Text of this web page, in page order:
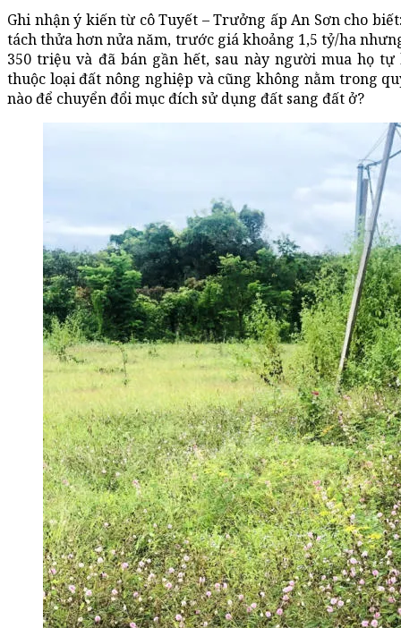
Ghi nhận ý kiến từ cô Tuyết – Trưởng ấp An Sơn cho
tách thửa hơn nửa năm, trước giá khoảng 1,5 tỷ/ha
350 triệu và đã bán gần hết, sau này người mua họ
thuộc loại đất nông nghiệp và cũng không nằm trong
nào để chuyển đổi mục đích sử dụng đất sang đất ở?